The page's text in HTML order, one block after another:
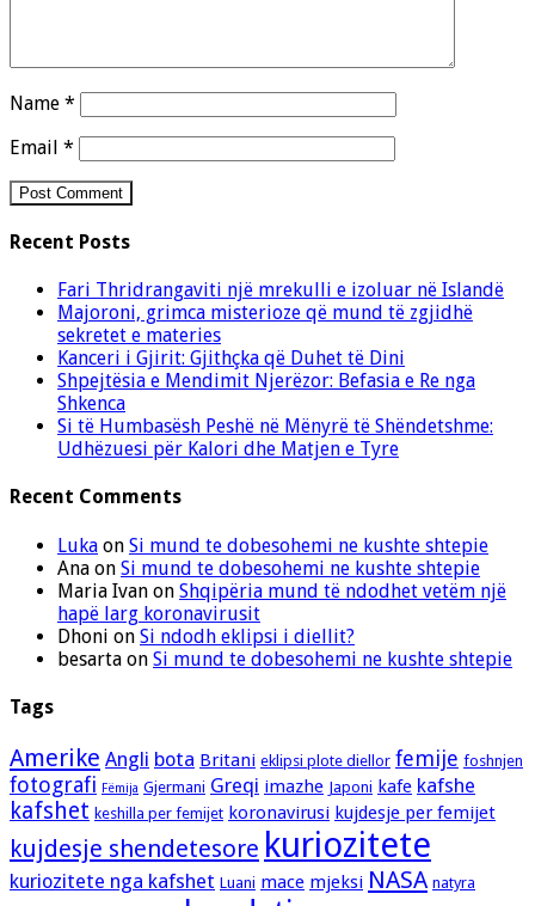
Name *
Email *
Recent Posts
Fari Thridrangaviti një mrekulli e izoluar në Islandë
Majoroni, grimca misterioze që mund të zgjidhë
sekretet e materies
Kanceri i Gjirit: Gjithçka që Duhet të Dini
Shpejtësia e Mendimit Njerëzor: Befasia e Re nga
Shkenca
Si të Humbasësh Peshë në Mënyrë të Shëndetshme:
Udhëzuesi për Kalori dhe Matjen e Tyre
Recent Comments
Luka on Si mund te dobesohemi ne kushte shtepie
Ana on Si mund te dobesohemi ne kushte shtepie
Maria Ivan on Shqipëria mund të ndodhet vetëm një
hapë larg koronavirusit
Dhoni on Si ndodh eklipsi i diellit?
besarta on Si mund te dobesohemi ne kushte shtepie
Tags
Amerike Angli bota Britani eklipsi plote diellor femije foshnjen
fotografi Fëmija Gjermani Greqi imazhe Japoni kafe kafshe
kafshet keshilla per femijet koronavirusi kujdesje per femijet
kujdesje shendetesore kuriozitete
kuriozitete nga kafshet Luani mace mjeksi NASA natyra